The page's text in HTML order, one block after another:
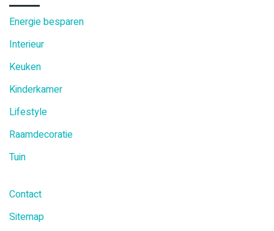
Energie besparen
Interieur
Keuken
Kinderkamer
Lifestyle
Raamdecoratie
Tuin
Contact
Sitemap